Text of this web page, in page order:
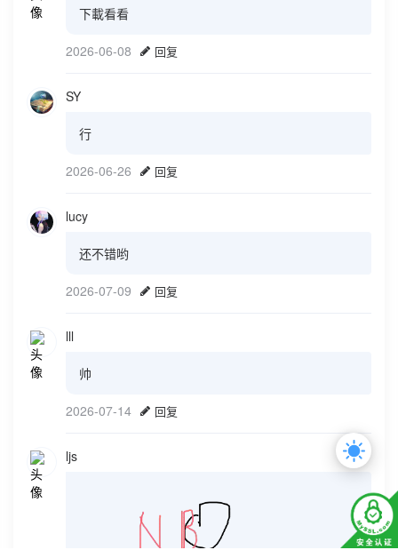
下載看看
2026-06-08 回复
SY
行
2026-06-26 回复
lucy
还不错哟
2026-07-09 回复
lll
帅
2026-07-14 回复
ljs